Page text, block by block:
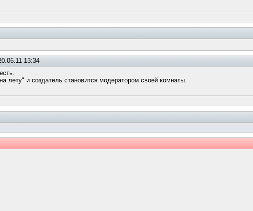
13:34
лету" и создатель становится модератором своей комнаты.